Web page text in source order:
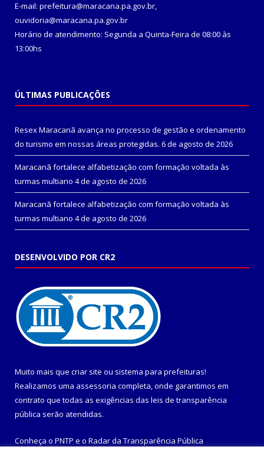
E-mail: prefeitura@maracana.pa.gov.br,
ouvidoria@maracana.pa.gov.br
Horário de atendimento: Segunda a Quinta-Feira de 08:00 às
13:00hs
ÚLTIMAS PUBLICAÇÕES
Resex Maracanã avança no processo de gestão e ordenamento
do turismo em nossas áreas protegidas. 6 de agosto de 2026
Maracanã fortalece alfabetização com formação voltada às
turmas multiano 4 de agosto de 2026
Maracanã fortalece alfabetização com formação voltada às
turmas multiano 4 de agosto de 2026
DESENVOLVIDO POR CR2
Muito mais que criar site ou sistema para prefeituras!
Realizamos uma assessoria completa, onde garantimos em
contrato que todas as exigências das leis de transparência
pública serão atendidas.
Conheça o PNTP e o Radar da Transparência Pública